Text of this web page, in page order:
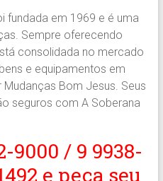
fundada em 1969 e é uma
Sempre oferecendo
consolidada no mercado
e equipamentos em
Bom Jesus. Seus
seguros com A Soberana
9000 / 9 9938-
e peça seu